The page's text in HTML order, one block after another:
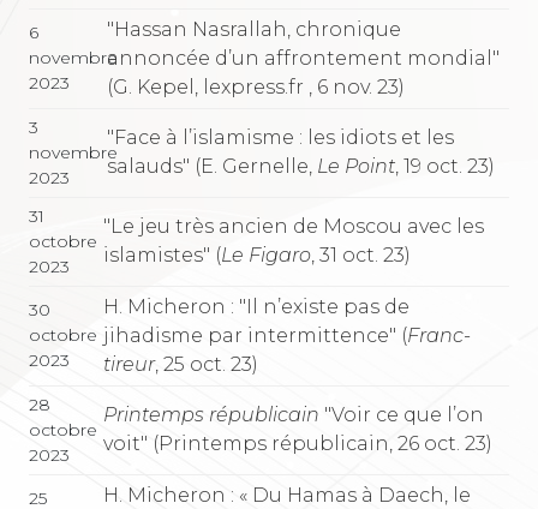
6
novembre
2023
"Hassan Nasrallah, chronique
annoncée d’un affrontement mondial"
(G. Kepel, lexpress.fr , 6 nov. 23)
3
novembre
2023
"Face à l’islamisme : les idiots et les
salauds" (E. Gernelle, Le Point, 19 oct. 23)
31
octobre
2023
"Le jeu très ancien de Moscou avec les
islamistes" (Le Figaro, 31 oct. 23)
30
octobre
2023
H. Micheron : "Il n’existe pas de
jihadisme par intermittence" (Franc-
tireur, 25 oct. 23)
28
octobre
2023
Printemps républicain "Voir ce que l’on
voit" (Printemps républicain, 26 oct. 23)
25
H. Micheron : « Du Hamas à Daech, le